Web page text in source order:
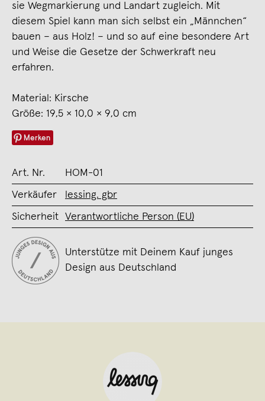
sie Wegmarkierung und Landart zugleich. Mit
diesem Spiel kann man sich selbst ein „Männchen“
bauen – aus Holz! – und so auf eine besondere Art
und Weise die Gesetze der Schwerkraft neu
erfahren.
Material: Kirsche
Größe: 19,5 × 10,0 × 9,0 cm
Merken
Art. Nr. HOM-01
Verkäufer lessing. gbr
Sicherheit Verantwortliche Person (EU)
Unterstütze mit Deinem Kauf junges
Design aus Deutschland